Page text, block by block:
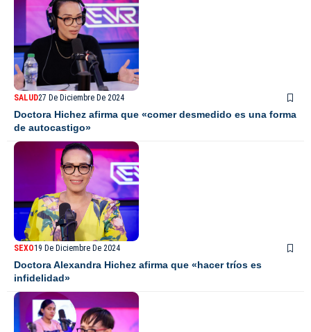
SALUD27 De Diciembre De 2024
Doctora Hichez afirma que «comer desmedido es una forma
de autocastigo»
SEXO19 De Diciembre De 2024
Doctora Alexandra Hichez afirma que «hacer tríos es
infidelidad»